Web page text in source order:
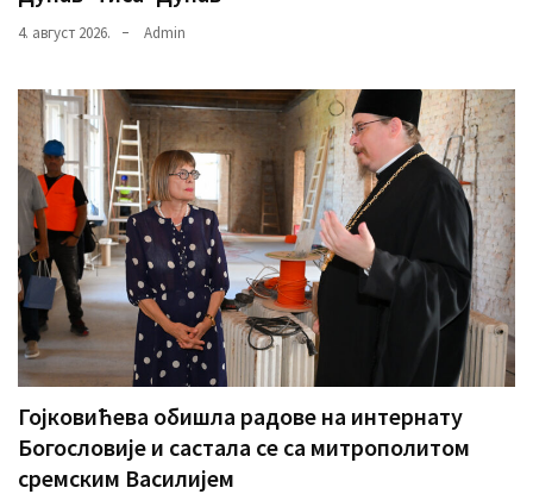
4. август 2026. Admin
Гојковићева обишла радове на интернату
Богословије и састала се са митрополитом
сремским Василијем